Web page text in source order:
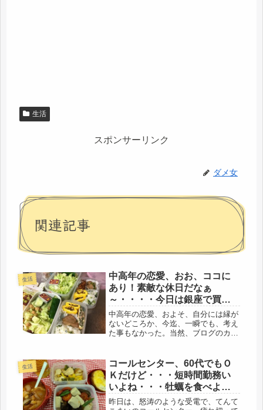
生活
スポンサーリンク
ダメ女
関連記事
生活
中高年の恋愛、おお、ココに
あり！素敵な休日だなぁ
～・・・・今日は銀座で買い
物ランチです（＾－＾）
中高年の恋愛、およそ、自分には縁が
ないどころか、今迄、一瞬でも、考え
た事もなかった。当然、ブログのカテ
（笑）口うるさい大家さんのような、
あの家庭内離婚の夫が居りました
（笑）...
生活
コールセンター、60代でもＯ
Ｋだけど・・・短時間勤務い
いよね・・・牡蠣を食べよう
月間、弁当食べるのに40分か
昨日は、怒涛のような受電で、てんて